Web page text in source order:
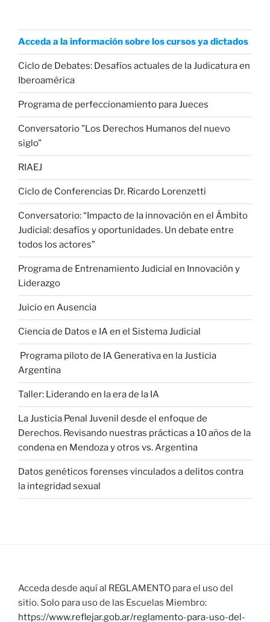
Acceda a la información sobre los cursos ya dictados
Ciclo de Debates: Desafíos actuales de la Judicatura en
Iberoamérica
Programa de perfeccionamiento para Jueces
Conversatorio "Los Derechos Humanos del nuevo
siglo"
RIAEJ
Ciclo de Conferencias Dr. Ricardo Lorenzetti
Conversatorio: “Impacto de la innovación en el Ámbito
Judicial: desafíos y oportunidades. Un debate entre
todos los actores”
Programa de Entrenamiento Judicial en Innovación y
Liderazgo
Juicio en Ausencia
Ciencia de Datos e IA en el Sistema Judicial
Programa piloto de IA Generativa en la Justicia
Argentina
Taller: Liderando en la era de la IA
La Justicia Penal Juvenil desde el enfoque de
Derechos. Revisando nuestras prácticas a 10 años de la
condena en Mendoza y otros vs. Argentina
Datos genéticos forenses vinculados a delitos contra
la integridad sexual
Acceda desde aquí al REGLAMENTO para el uso del
sitio. Solo para uso de las Escuelas Miembro:
https://www.reflejar.gob.ar/reglamento-para-uso-del-